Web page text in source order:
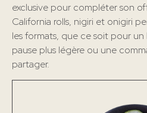
exclusive pour compléter son
California rolls, nigiri et onigiri
les formats, que ce soit pour
pause plus légère ou une
partager.